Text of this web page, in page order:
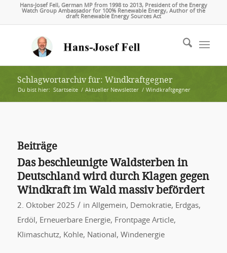
Hans-Josef Fell, German MP from 1998 to 2013, President of the Energy
Watch Group Ambassador for 100% Renewable Energy, Author of the
draft Renewable Energy Sources Act
Schlagwortarchiv für: Windkraftgegner
Du bist hier: Startseite / Aktueller Newsletter / Windkraftgegner
Beiträge
Das beschleunigte Waldsterben in
Deutschland wird durch Klagen gegen
Windkraft im Wald massiv befördert
2. Oktober 2025 / in Allgemein, Demokratie, Erdgas,
Erdöl , Erneuerbare Energie, Frontpage Article,
Klimaschutz, Kohle, National , Windenergie